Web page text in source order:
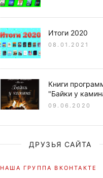
Итоги 2020
08.01.2021
Книги
"Байки у
09.06.2020
ДРУЗЬЯ САЙТА
НАША ГРУППА ВКОНТАКТЕ